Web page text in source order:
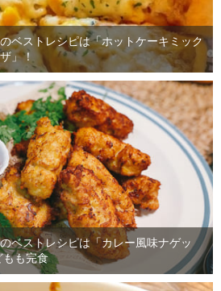
ベストレシピは「ホットケーキミック
」！
ベストレシピは「カレー風味ナゲッ
もも完食